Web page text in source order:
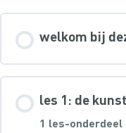
welkom bij
les 1: de
1 les-onderdeel